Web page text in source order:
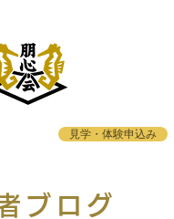
見学・体験申込み
ブログ